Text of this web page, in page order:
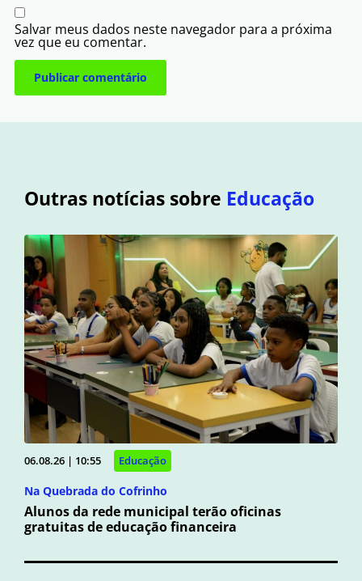
Salvar meus dados neste navegador para a próxima
vez que eu comentar.
Outras notícias sobre Educação
06.08.26 | 10:55 Educação
Na Quebrada do Cofrinho
Alunos da rede municipal terão oficinas
gratuitas de educação financeira